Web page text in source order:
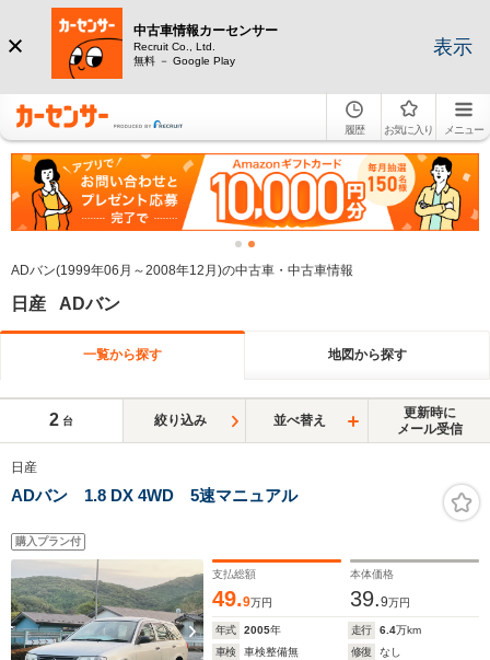
中古車情報カーセンサー
Recruit Co., Ltd.
無料 － Google Play
表示
履歴 お気に入り メニュー
ADバン(1999年06月～2008年12月)の中古車・中古車情報
日産 ADバン
一覧から探す 地図から探す
2 台 絞り込み 並べ替え
更新時に
メール受信
日産
ADバン 1.8 DX 4WD 5速マニュアル
購入プラン付
支払総額
49.9万円
本体価格
39.9万円
年式 2005年 走行 6.4万km
車検
車検整備無 修復
なし